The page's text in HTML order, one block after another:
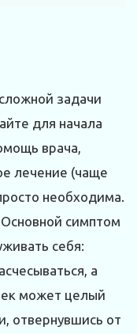
задачи
для начала
врача,
лечение (чаще
необходима.
симптом
себя:
а
может целый
отвернувшись от